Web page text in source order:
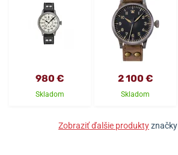
980 €
Skladom
2 100 €
Skladom
Zobraziť ďalšie produktyznačky